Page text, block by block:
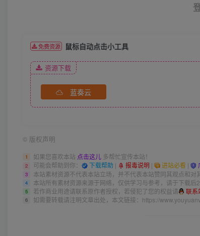
免费资源 鼠标自动点击小工具
资源下载
蓝奏云
© 版权声明
1 如果您喜欢本站 点击这儿 多帮忙宣传本站！
2 可能会帮助到你： 下载帮助 | 报毒说明 | 进站必看 |
3 本站素材资源不代表本站立场，并不代表本站赞同其观点和对
4 本站所有素材资源来源于网络，仅供学习与参考，请于下载后
5 若作商业用途请联系原作者授权，若侵犯了您的权益请 联系
6 如需要转载请注明文章出处，本文链接： https://